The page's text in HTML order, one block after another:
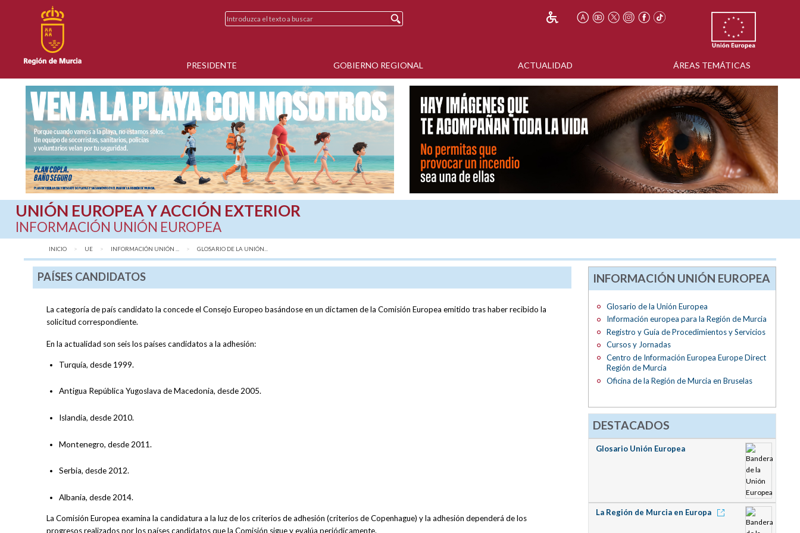
PRESIDENTE GOBIERNO REGIONAL ACTUALIDAD ÁREAS TEMÁTICAS
UNIÓN EUROPEA Y ACCIÓN EXTERIOR
INFORMACIÓN UNIÓN EUROPEA
INICIO UE INFORMACIÓN UNIÓN ... AQUÍ:
GLOSARIO DE LA UNIÓN...
PAÍSES CANDIDATOS
La categoría de país candidato la concede el Consejo Europeo basándose en un dictamen de la Comisión Europea emitido tras haber recibido la
solicitud correspondiente.
En la actualidad son seis los países candidatos a la adhesión:
Turquía, desde 1999.
Antigua República Yugoslava de Macedonia, desde 2005.
Islandia, desde 2010.
Montenegro, desde 2011.
Serbia, desde 2012.
Albania, desde 2014.
La Comisión Europea examina la candidatura a la luz de los criterios de adhesión (criterios de Copenhague) y la adhesión dependerá de los
progresos realizados por los países candidatos que la Comisión sigue y evalúa periódicamente.
INFORMACIÓN UNIÓN EUROPEA
Glosario de la Unión Europea
Información europea para la Región de Murcia
Registro y Guía de Procedimientos y Servicios
Cursos y Jornadas
Centro de Información Europea Europe Direct
Región de Murcia
Oficina de la Región de Murcia en Bruselas
DESTACADOS
Glosario Unión Europea
La Región de Murcia en Europa